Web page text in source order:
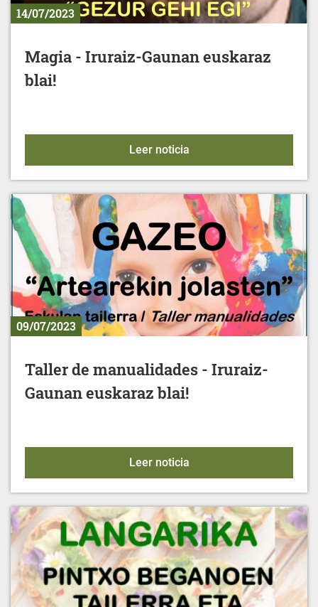
14/07/2023
Magia - Iruraiz-Gaunan euskaraz
blai!
Leer noticiaMagia - Iruraiz-Gaunan
09/07/2023
Taller de manualidades - Iruraiz-
Gaunan euskaraz blai!
Leer noticiaTaller de manualidades